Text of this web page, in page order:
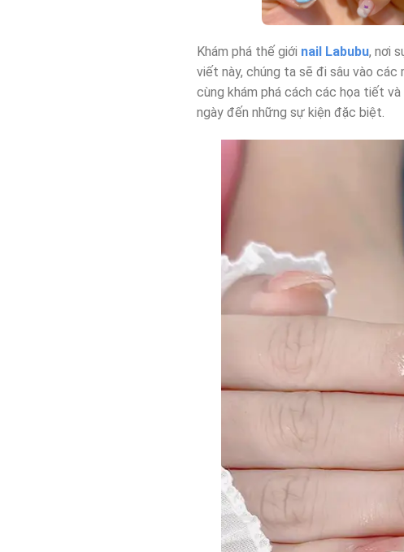
Khám phá thế giới nail Labubu, nơi
viết này, chúng ta sẽ đi sâu vào các
cùng khám phá cách các họa tiết
ngày đến những sự kiện đặc biệt.